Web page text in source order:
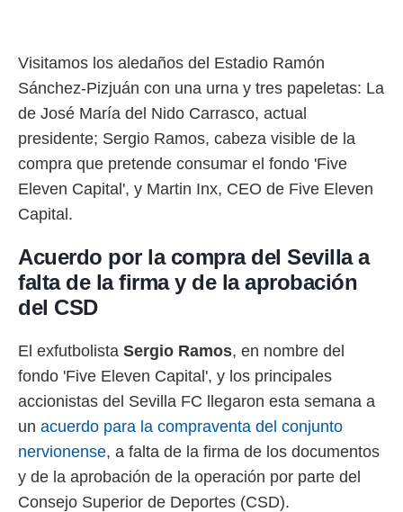
aceptar
sitio
te
que
sean
el sitio
se
para
o
aunque
Puedes
acceder a
a
abono
Visitamos los aledaños del Estadio Ramón
Sánchez-Pizjuán con una urna y tres papeletas: La
de José María del Nido Carrasco, actual
presidente; Sergio Ramos, cabeza visible de la
compra que pretende consumar el fondo 'Five
Eleven Capital', y Martin Inx, CEO de Five Eleven
Capital.
Acuerdo por la compra del Sevilla a
falta de la firma y de la aprobación
del CSD
El exfutbolista Sergio Ramos, en nombre del
fondo 'Five Eleven Capital', y los principales
accionistas del Sevilla FC llegaron esta semana a
un acuerdo para la compraventa del conjunto
nervionense, a falta de la firma de los documentos
y de la aprobación de la operación por parte del
Consejo Superior de Deportes (CSD).